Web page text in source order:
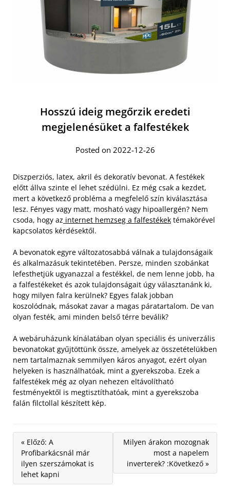
Hosszú ideig megőrzik eredeti
megjelenésüket a falfestékek
Posted on 2022-12-26
Diszperziós, latex, akril és dekoratív bevonat. A festékek
előtt állva szinte el lehet szédülni. Ez még csak a kezdet,
mert a következő probléma a megfelelő szín kiválasztása
lesz. Fényes vagy matt, mosható vagy hipoallergén? Nem
csoda, hogy az internet hemzseg a falfestékek témakörével
kapcsolatos kérdésektől.
A bevonatok egyre változatosabbá válnak a tulajdonságaik
és alkalmazásuk tekintetében. Persze, minden szobánkat
lefesthetjük ugyanazzal a festékkel, de nem lenne jobb, ha
a falfestékeket és azok tulajdonságait úgy választanánk ki,
hogy milyen falra kerülnek? Egyes falak jobban
koszolódnak, másokat zavar a magas páratartalom. De van
olyan festék, ami minden belső térre beválik?
A webáruházunk kínálatában olyan speciális és univerzális
bevonatokat gyűjtöttünk össze, amelyek az összetételükben
nem tartalmaznak semmilyen káros anyagot, ezért olyan
helyeken is használhatóak, mint a gyerekszoba. Ezek a
falfestékek még az olyan nehezen eltávolítható
festményektől is megtisztíthatóak, mint a gyerekszoba
falán filctollal készített kép.
« Előző: A
Profibarkácsnál már
ilyen szerszámokat is
lehet kapni
Milyen árakon mozognak
most a napelem
inverterek? :Következő »